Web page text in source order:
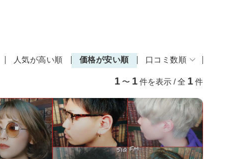
人気が高い順 価格が安い順 口コミ数順
1 〜 1 件を表示 / 全 1 件